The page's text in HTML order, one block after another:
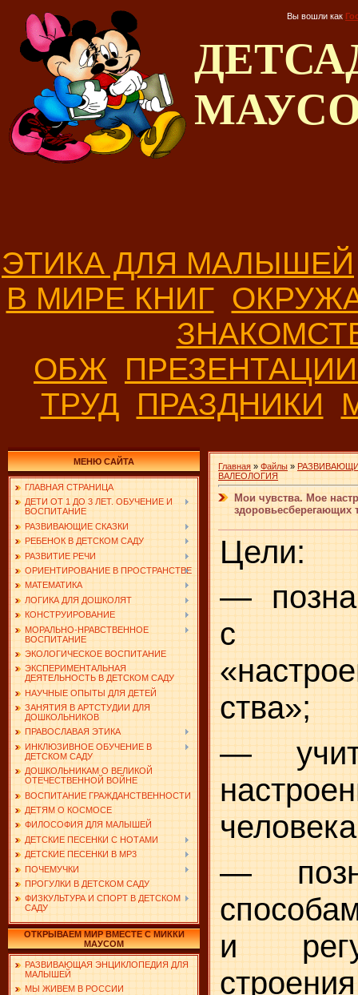
Вы вошли как
ЭТИКА ДЛЯ МАЛЫШЕЙ
В МИРЕ КНИГ
ОБЖ
ТРУД ПРАЗДНИКИ
МЕНЮ САЙТА
ГЛАВНАЯ СТРАНИЦА
ДЕТИ ОТ 1 ДО 3 ЛЕТ. ОБУЧЕНИЕ И
ВОСПИТАНИЕ
РАЗВИВАЮЩИЕ СКАЗКИ
РЕБЕНОК В ДЕТСКОМ САДУ
РАЗВИТИЕ РЕЧИ
ОРИЕНТИРОВАНИЕ В ПРОСТРАНСТВЕ
МАТЕМАТИКА
ЛОГИКА ДЛЯ ДОШКОЛЯТ
КОНСТРУИРОВАНИЕ
МОРАЛЬНО-НРАВСТВЕННОЕ
ВОСПИТАНИЕ
ЭКОЛОГИЧЕСКОЕ ВОСПИТАНИЕ
ЭКСПЕРИМЕНТАЛЬНАЯ
ДЕЯТЕЛЬНОСТЬ В ДЕТСКОМ САДУ
НАУЧНЫЕ ОПЫТЫ ДЛЯ ДЕТЕЙ
ЗАНЯТИЯ В АРТСТУДИИ ДЛЯ
ДОШКОЛЬНИКОВ
ПРАВОСЛАВАЯ ЭТИКА
ИНКЛЮЗИВНОЕ ОБУЧЕНИЕ В
ДЕТСКОМ САДУ
ДОШКОЛЬНИКАМ О ВЕЛИКОЙ
ОТЕЧЕСТВЕННОЙ ВОЙНЕ
ВОСПИТАНИЕ ГРАЖДАНСТВЕННОСТИ
ДЕТЯМ О КОСМОСЕ
ФИЛОСОФИЯ ДЛЯ МАЛЫШЕЙ
ДЕТСКИЕ ПЕСЕНКИ С НОТАМИ
ДЕТСКИЕ ПЕСЕНКИ В MP3
ПОЧЕМУЧКИ
ПРОГУЛКИ В ДЕТСКОМ САДУ
ФИЗКУЛЬТУРА И СПОРТ В ДЕТСКОМ
САДУ
ОТКРЫВАЕМ МИР ВМЕСТЕ С МИККИ
МАУСОМ
РАЗВИВАЮЩАЯ ЭНЦИКЛОПЕДИЯ ДЛЯ
МАЛЫШЕЙ
МЫ ЖИВЕМ В РОССИИ
Главная » Файлы »
ВАЛЕОЛОГИЯ
Мои чувства. Мое
здоровьесберегающих
Цели:
—
с
ства»;
—
—
и